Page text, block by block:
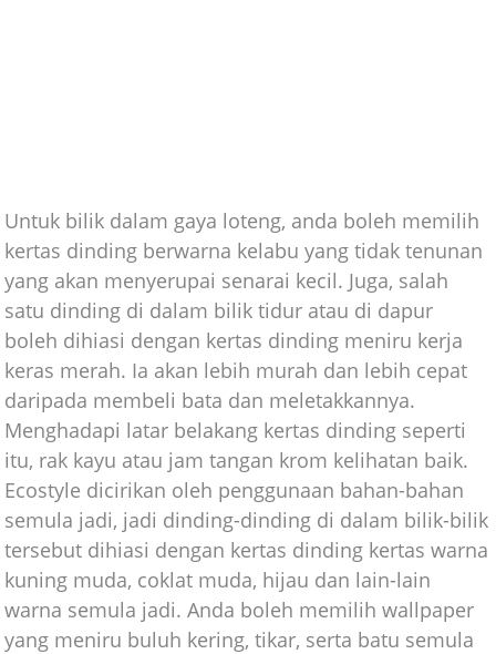
Untuk bilik dalam gaya loteng, anda boleh memilih
kertas dinding berwarna kelabu yang tidak tenunan
yang akan menyerupai senarai kecil. Juga, salah
satu dinding di dalam bilik tidur atau di dapur
boleh dihiasi dengan kertas dinding meniru kerja
keras merah. Ia akan lebih murah dan lebih cepat
daripada membeli bata dan meletakkannya.
Menghadapi latar belakang kertas dinding seperti
itu, rak kayu atau jam tangan krom kelihatan baik.
Ecostyle dicirikan oleh penggunaan bahan-bahan
semula jadi, jadi dinding-dinding di dalam bilik-bilik
tersebut dihiasi dengan kertas dinding kertas warna
kuning muda, coklat muda, hijau dan lain-lain
warna semula jadi. Anda boleh memilih wallpaper
yang meniru buluh kering, tikar, serta batu semula